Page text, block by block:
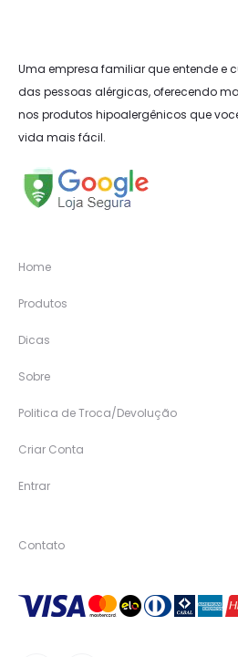
Uma empresa familiar que entende e
das pessoas alérgicas, oferecendo
nos produtos hipoalergênicos que
vida mais fácil.
Home
Produtos
Dicas
Sobre
Politica de Troca/Devolução
Criar Conta
Entrar
Contato